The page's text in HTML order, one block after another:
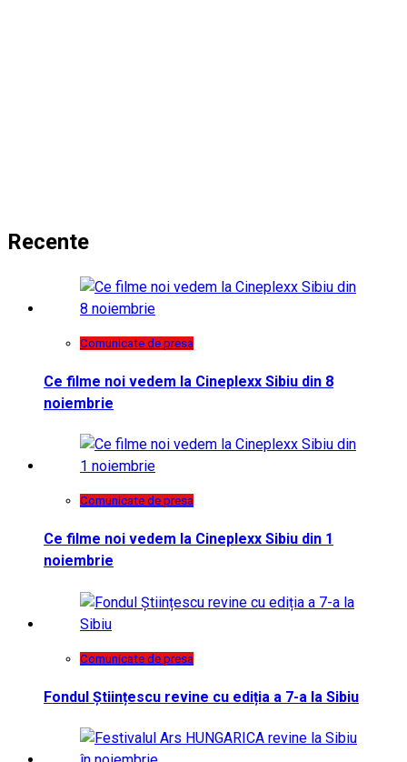
Recente
Comunicate de presa
Ce filme noi vedem la Cineplexx Sibiu din 8
noiembrie
Comunicate de presa
Ce filme noi vedem la Cineplexx Sibiu din 1
noiembrie
Comunicate de presa
Fondul Științescu revine cu ediția a 7-a la Sibiu